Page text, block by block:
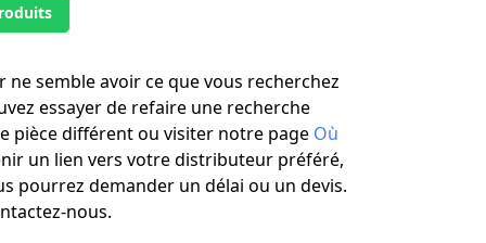
semble avoir ce que vous recherchez
essayer de refaire une recherche
pièce différent ou visiter notre page Où
un lien vers votre distributeur préféré,
pourrez demander un délai ou un devis.
nous.